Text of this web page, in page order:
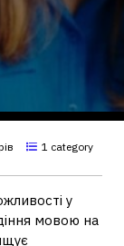
1 category
у
мовою на